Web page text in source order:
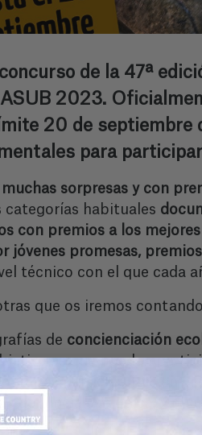
de la 47ª
2023.
20 de septiembre
para
sorpresas y con
categorías habituales
con premios a los
jóvenes promesas,
técnico con el que cada
que os iremos
de concienciación
es que puedan
participantes en
denuncia ecológica, y